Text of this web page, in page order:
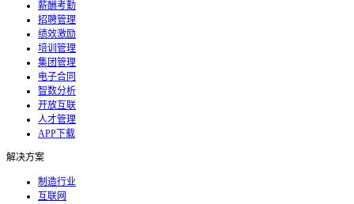
薪酬考勤
招聘管理
绩效激励
培训管理
集团管理
电子合同
智数分析
开放互联
人才管理
APP下载
解决方案
制造行业
互联网